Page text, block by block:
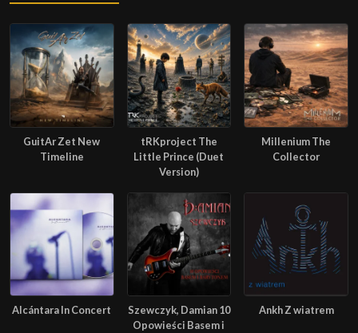
GuitAr Zet New
Timeline
tRKproject The
Little Prince (Duet
Version)
Millenium The
Collector
Alcántara In Concert
Szewczyk, Damian 10
Opowieści Basem i
Ankh Z wiatrem